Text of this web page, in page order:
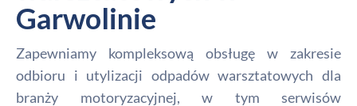
Garwolinie
Zapewniamy kompleksową obsługę w zakresie
odbioru i utylizacji odpadów warsztatowych dla
branży motoryzacyjnej, w tym serwisów